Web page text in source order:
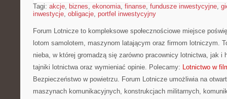
Tagi: akcje, biznes, ekonomia, finanse, fundusze inwestycyjne,
inwestycje, obligacje, portfel inwestycyjny
Forum Lotnicze to kompleksowe społecznościowe miejsce
lotom samolotem, maszynom latającym oraz firmom lotniczym.
nieba, w której gromadzą się zarówno pracownicy lotnictwa, jak i
tajniki lotnictwa oraz wymieniać opinie. Polecamy: Lotnictwo w
Bezpieczeństwo w powietrzu. Forum Lotnicze umożliwia na
maszynach komunikacyjnych, konstrukcjach militarnych,